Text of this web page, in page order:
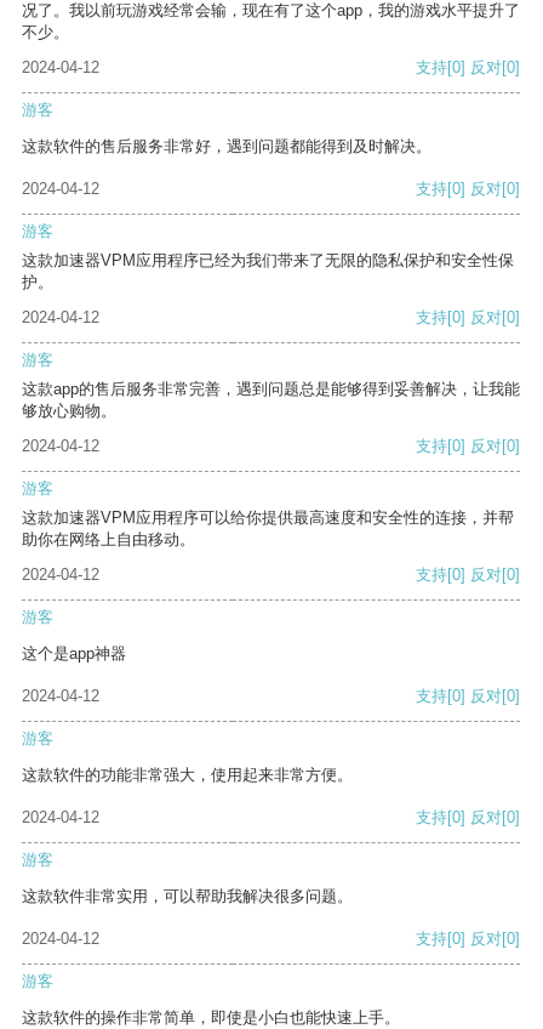
况了。我以前玩游戏经常会输，现在有了这个app，我的游戏水平提升了
不少。
2024-04-12
支持[0] 反对[0]
游客
这款软件的售后服务非常好，遇到问题都能得到及时解决。
2024-04-12 支持[0] 反对[0]
游客
这款加速器VPM应用程序已经为我们带来了无限的隐私保护和安全性保
护。
2024-04-12
支持[0] 反对[0]
游客
这款app的售后服务非常完善，遇到问题总是能够得到妥善解决，让我能
够放心购物。
2024-04-12
支持[0] 反对[0]
游客
这款加速器VPM应用程序可以给你提供最高速度和安全性的连接，并帮
助你在网络上自由移动。
2024-04-12
支持[0] 反对[0]
游客
这个是app神器
2024-04-12 支持[0] 反对[0]
游客
这款软件的功能非常强大，使用起来非常方便。
2024-04-12 支持[0] 反对[0]
游客
这款软件非常实用，可以帮助我解决很多问题。
2024-04-12 支持[0] 反对[0]
游客
这款软件的操作非常简单，即使是小白也能快速上手。